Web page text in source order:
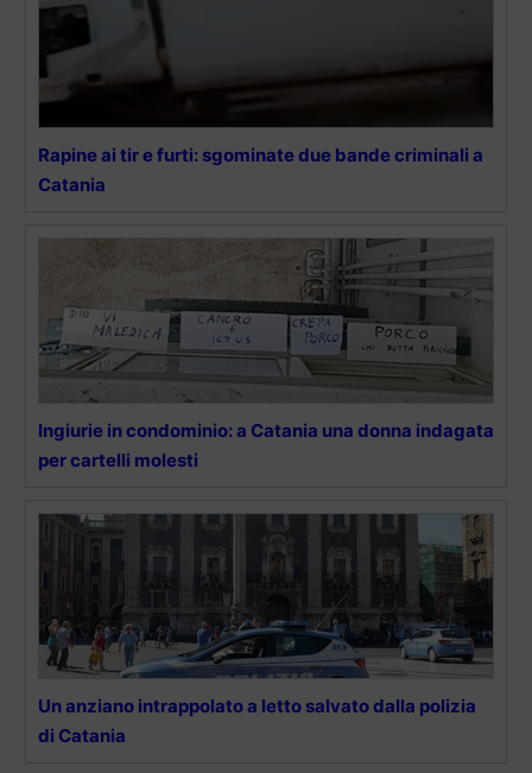
Rapine ai tir e furti: sgominate due bande criminali a
Catania
Ingiurie in condominio: a Catania una donna indagata
per cartelli molesti
Un anziano intrappolato a letto salvato dalla polizia
di Catania